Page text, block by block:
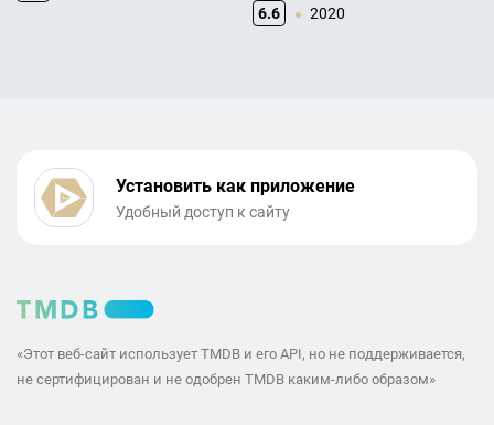
6.6 2020
Установить как приложение
Удобный доступ к сайту
«Этот веб-сайт использует TMDB и его API, но не поддерживается,
не сертифицирован и не одобрен TMDB каким-либо образом»